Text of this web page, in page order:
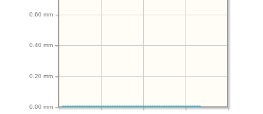
0.00 mm
0.20 mm
0.40 mm
0.60 mm